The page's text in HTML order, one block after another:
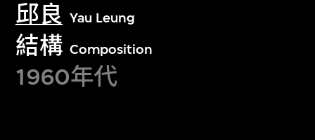
邱良 Yau Leung
結構 Composition
1960年代